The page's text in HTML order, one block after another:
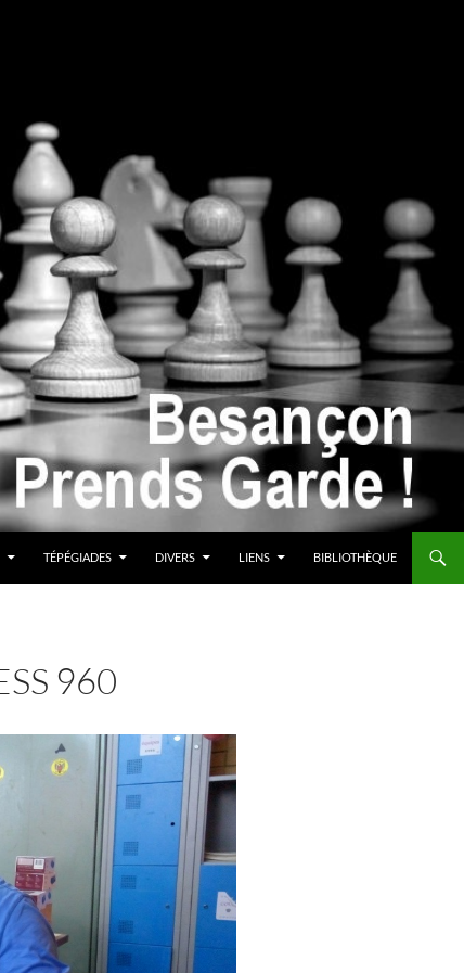
TÉPÉGIADES DIVERS LIENS BIBLIOTHÈQUE
960